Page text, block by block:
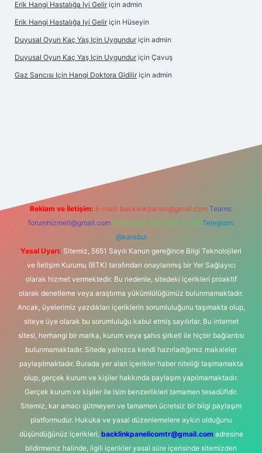
Erik Hangi Hastalığa Iyi Gelir için admin
Erik Hangi Hastalığa Iyi Gelir için Hüseyin
Duyusal Oyun Kaç Yaş Için Uygundur için admin
Duyusal Oyun Kaç Yaş Için Uygundur için Çavuş
Gaz Sancısı Için Hangi Doktora Gidilir için admin
Reklam ve İletişim: E-mail: backlinkpaneli@gmail.com Teams:
forumhizmeti@gmail.com Whatsapp: 0262 606 0 726 Telegram:
@karabul
Yasal Uyarı: Sitemiz, 5651 Sayılı Kanun gereğince Bilgi Teknolojileri
ve İletişim Kurumu (BTK) tarafından onaylanmış bir Yer Sağlayıcı
olarak hizmet vermektedir. Bu nedenle, sitedeki içerikleri proaktif
olarak denetleme veya araştırma yükümlülüğümüz bulunmamaktadır.
Ancak, üyelerimiz yazdıkları içeriklerin sorumluluğunu taşımakta olup,
siteye üye olarak bu sorumluluğu kabul etmiş sayılırlar. Bu internet
sitesi, herhangi bir marka, kurum veya şahıs şirketi ile hiçbir bağlantısı
bulunmamaktadır. Sitede yalnızca kendi hazırladığımız makaleler
paylaşılmaktadır. Burada yer alan içerikler haber niteliği taşımamakta
olup, gerçek kurum ve kişiler hakkında paylaşım yapılmamaktadır.
Gerçek kurum ve kişiler ile isim benzerlikleri tamamen tesadüfidir.
Sitemiz, kar amacı gütmeyen ve tamamen ücretsiz bir bilgi paylaşım
platformudur. Hukuka ve yasal düzenlemelere aykırı olduğunu
düşündüğünüz içerikleri, backlinkpanelicomtr@gmail.comadresine
bildirmeniz halinde, ilgili içerikler yasal süre içerisinde sitemizden